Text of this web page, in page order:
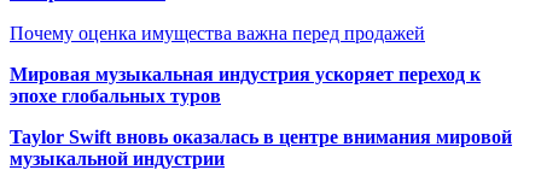
Почему оценка имущества важна перед продажей
Мировая музыкальная индустрия ускоряет переход к
эпохе глобальных туров
Taylor Swift вновь оказалась в центре внимания мировой
музыкальной индустрии